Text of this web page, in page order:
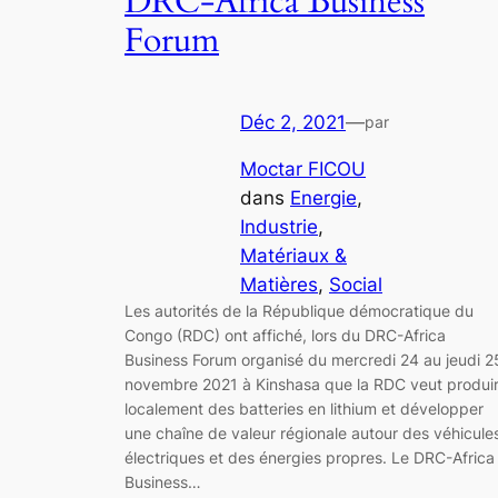
Forum
Déc 2, 2021—par
Moctar FICOU
dans Energie
Industrie
Matériaux &
Matières, Social
Les autorités de la République démocratique du
Congo (RDC) ont affiché, lors du DRC-Africa
Business Forum organisé du mercredi 24 au jeudi
novembre 2021 à Kinshasa que la RDC veut
localement des batteries en lithium et développer
une chaîne de valeur régionale autour des
électriques et des énergies propres. Le DRC-Africa
Business…